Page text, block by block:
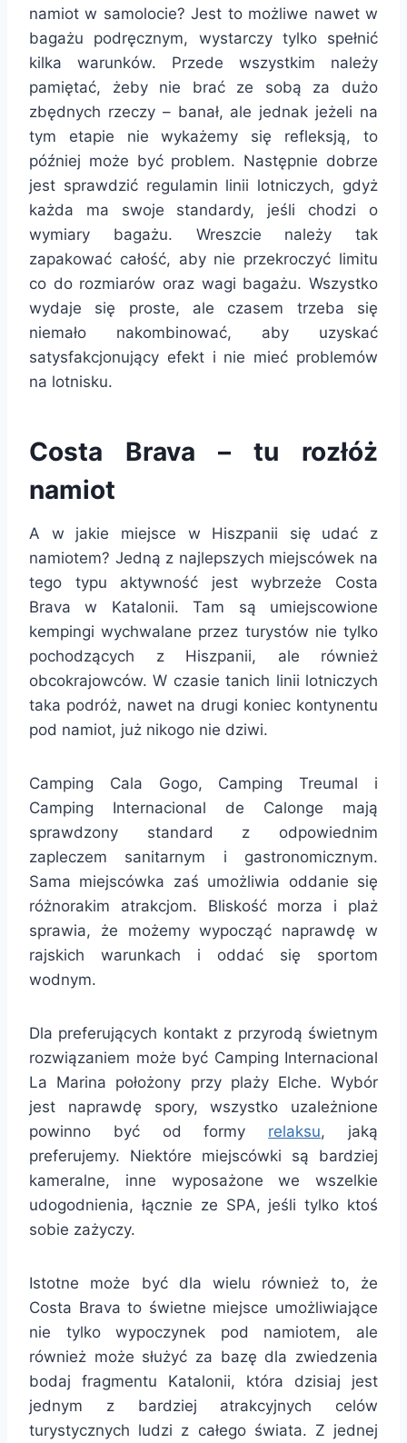
namiot w samolocie? Jest to możliwe nawet w
bagażu podręcznym, wystarczy tylko spełnić
kilka warunków. Przede wszystkim należy
pamiętać, żeby nie brać ze sobą za dużo
zbędnych rzeczy – banał, ale jednak jeżeli na
tym etapie nie wykażemy się refleksją, to
później może być problem. Następnie dobrze
jest sprawdzić regulamin linii lotniczych, gdyż
każda ma swoje standardy, jeśli chodzi o
wymiary bagażu. Wreszcie należy tak
zapakować całość, aby nie przekroczyć limitu
co do rozmiarów oraz wagi bagażu. Wszystko
wydaje się proste, ale czasem trzeba się
niemało nakombinować, aby uzyskać
satysfakcjonujący efekt i nie mieć problemów
na lotnisku.
Costa Brava – tu rozłóż
namiot
A w jakie miejsce w Hiszpanii się udać z
namiotem? Jedną z najlepszych miejscówek na
tego typu aktywność jest wybrzeże Costa
Brava w Katalonii. Tam są umiejscowione
kempingi wychwalane przez turystów nie tylko
pochodzących z Hiszpanii, ale również
obcokrajowców. W czasie tanich linii lotniczych
taka podróż, nawet na drugi koniec kontynentu
pod namiot, już nikogo nie dziwi.
Camping Cala Gogo, Camping Treumal i
Camping Internacional de Calonge mają
sprawdzony standard z odpowiednim
zapleczem sanitarnym i gastronomicznym.
Sama miejscówka zaś umożliwia oddanie się
różnorakim atrakcjom. Bliskość morza i plaż
sprawia, że możemy wypocząć naprawdę w
rajskich warunkach i oddać się sportom
wodnym.
Dla preferujących kontakt z przyrodą świetnym
rozwiązaniem może być Camping Internacional
La Marina położony przy plaży Elche. Wybór
jest naprawdę spory, wszystko uzależnione
powinno być od formy relaksu, jaką
preferujemy. Niektóre miejscówki są bardziej
kameralne, inne wyposażone we wszelkie
udogodnienia, łącznie ze SPA, jeśli tylko ktoś
sobie zażyczy.
Istotne może być dla wielu również to, że
Costa Brava to świetne miejsce umożliwiające
nie tylko wypoczynek pod namiotem, ale
również może służyć za bazę dla zwiedzenia
bodaj fragmentu Katalonii, która dzisiaj jest
jednym z bardziej atrakcyjnych celów
turystycznych ludzi z całego świata. Z jednej